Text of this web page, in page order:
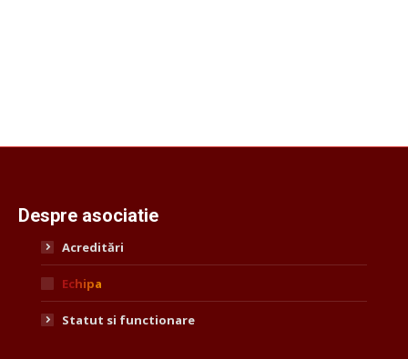
Despre asociatie
Acreditări
Echipa
Statut si functionare